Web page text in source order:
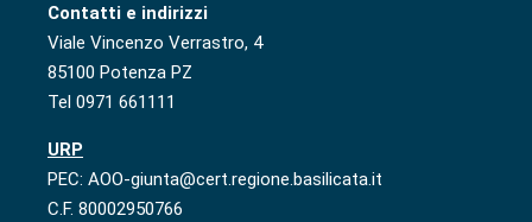
Contatti e indirizzi
Viale Vincenzo Verrastro, 4
85100 Potenza PZ
Tel 0971 661111
URP
PEC: AOO-giunta@cert.regione.basilicata.it
C.F. 80002950766